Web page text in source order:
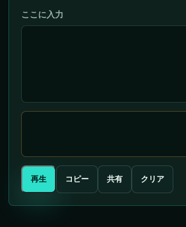
ここに入力
再生 コピー 共有 クリア